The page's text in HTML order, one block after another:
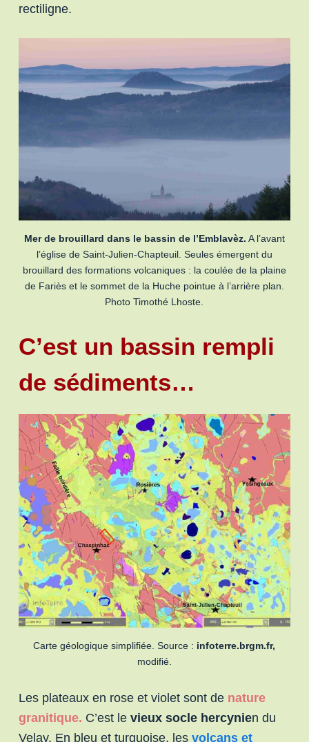
rectiligne.
Mer de brouillard dans le bassin de l’Emblavèz. A l’avant
l’église de Saint-Julien-Chapteuil. Seules émergent du
brouillard des formations volcaniques : la coulée de la plaine
de Fariès et le sommet de la Huche pointue à l’arrière plan.
Photo Timothé Lhoste.
C’est un bassin rempli
de sédiments…
Carte géologique simplifiée. Source : infoterre.brgm.fr,
modifié.
Les plateaux en rose et violet sont denature
granitique. C’est le vieux socle hercynien du
Velay. En bleu et turquoise, les volcans et